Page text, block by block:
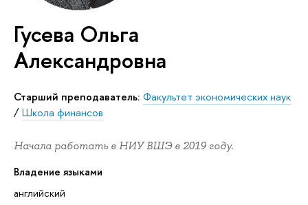
Гусева Ольга
Александровна
Старший преподаватель: Факультет экономических наук
/Школа финансов
Начала работать в НИУ ВШЭ в 2019 году.
Владение языками
английский